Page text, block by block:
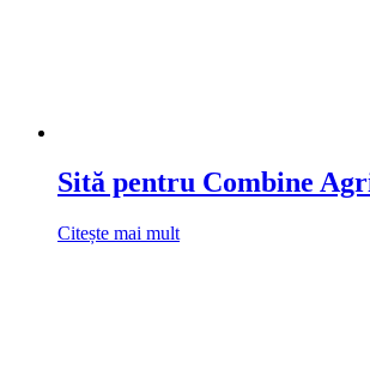
Sită pentru Combine
Citește mai mult